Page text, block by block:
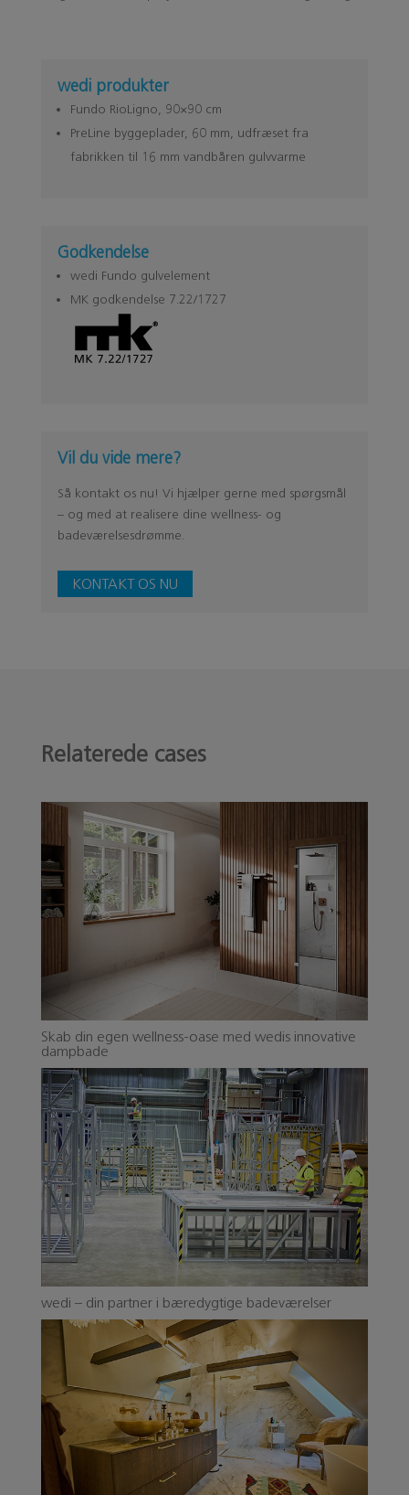
wedi produkter
Fundo RioLigno, 90×90 cm
PreLine byggeplader, 60 mm, udfræset fra
fabrikken til 16 mm vandbåren gulvvarme
Godkendelse
wedi Fundo gulvelement
MK godkendelse 7.22/1727
Vil du vide mere?
Så kontakt os nu! Vi hjælper gerne med spørgsmål
– og med at realisere dine wellness- og
badeværelsesdrømme.
KONTAKT OS NU
Relaterede cases
Skab din egen wellness-oase med wedis innovative
dampbade
wedi – din partner i bæredygtige badeværelser